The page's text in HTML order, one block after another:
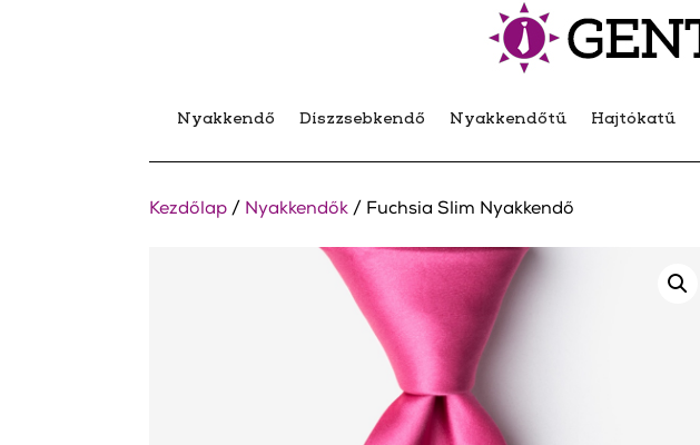
Nyakkendő Díszzsebkendő Nyakkendőtű Hajtókatű
Kezdőlap / Nyakkendők / Fuchsia Slim Nyakkendő